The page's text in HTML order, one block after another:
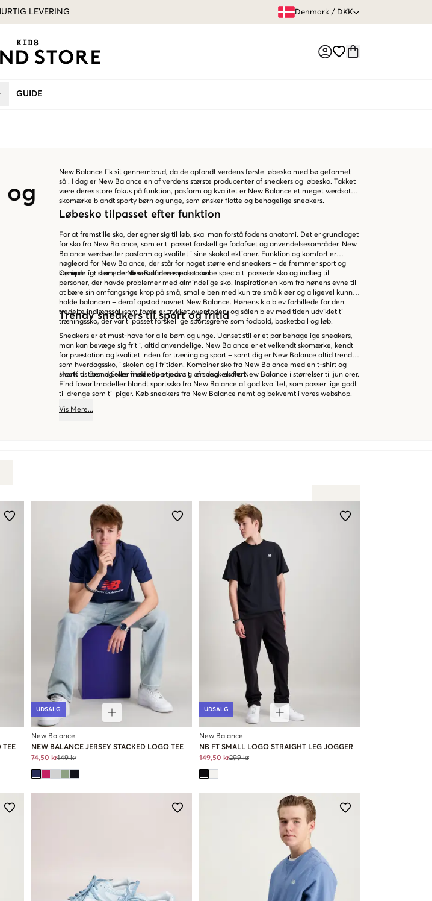
LEVERING Denmark / DKK
GUIDE
og
New Balance fik sit gennembrud, da de opfandt verdens første løbesko med bølgeformet
sål. I dag er New Balance en af verdens største producenter af sneakers og løbesko. Takket
være deres store fokus på funktion, pasform og kvalitet er New Balance et meget værdsat
skomærke blandt sporty børn og unge, som ønsker flotte og behagelige sneakers.
Løbesko tilpasset efter funktion
For at fremstille sko, der egner sig til løb, skal man forstå fodens anatomi. Det er grundlaget
for sko fra New Balance, som er tilpasset forskellige fodafsæt og anvendelsesområder. New
Balance værdsætter pasform og kvalitet i sine skokollektioner. Funktion og komfort er
nøgleord for New Balance, der står for noget større end sneakers – de fremmer sport og
kæmper for dem, der drives af deres passioner.
Oprindeligt startede New Balance med at skabe specialtilpassede sko og indlæg til
personer, der havde problemer med almindelige sko. Inspirationen kom fra hønens evne til
at bære sin omfangsrige krop på små, smalle ben med kun tre små kløer og alligevel kunne
holde balancen – deraf opstod navnet New Balance. Hønens klo blev forbillede for den
tredelte indlægssål, som fordeler trykket over foden, og sålen blev med tiden udviklet til
træningssko, der var tilpasset forskellige sportsgrene som fodbold, basketball og løb.
Trendy sneakers til sport og fritid
Sneakers er et must-have for alle børn og unge. Uanset stil er et par behagelige sneakers,
man kan bevæge sig frit i, altid anvendelige. New Balance er et velkendt skomærke, kendt
for præstation og kvalitet inden for træning og sport – samtidig er New Balance altid trendy
som hverdagssko, i skolen og i fritiden. Kombiner sko fra New Balance med en t-shirt og
shorts til træning eller med et par jeans til en dag i skolen.
Hos Kids Brand Store finder du et udvalg af sneakers fra New Balance i størrelser til juniorer.
Find favoritmodeller blandt sportssko fra New Balance af god kvalitet, som passer lige godt
til drenge som til piger. Køb sneakers fra New Balance nemt og bekvemt i vores webshop.
Vis Mere...
TEE
UDSALG
New Balance
NEW BALANCE JERSEY STACKED LOGO TEE
74,50 kr149 kr
UDSALG
New Balance
NB FT SMALL LOGO STRAIGHT LEG JOGGER
149,50 kr299 kr